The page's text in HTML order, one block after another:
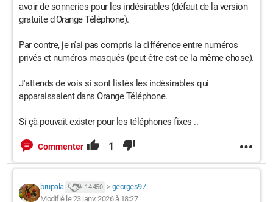
avoir de sonneries pour les indésirables (défaut de la version
gratuite d'Orange Téléphone).
Par contre, je n'ai pas compris la différence entre numéros
privés et numéros masqués (peut-être est-ce la même chose).
J'attends de vois si sont listés les indésirables qui
apparaissaient dans Orange Téléphone.
Si çà pouvait exister pour les téléphones fixes ..
Commenter 1
brupala 14 450 > georges97
Modifié le 23 janv. 2026 à 18:27